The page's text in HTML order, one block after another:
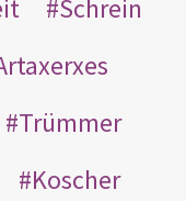
Schrein
Trümmer
Koscher